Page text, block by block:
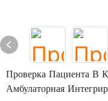
Проверка Пациента В
Амбулаторная